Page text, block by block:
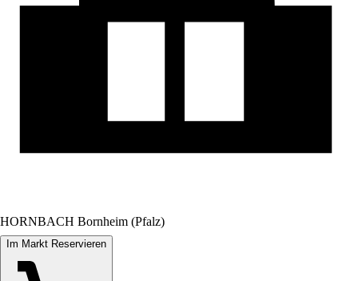
HORNBACH Bornheim (Pfalz)
Im Markt Reservieren